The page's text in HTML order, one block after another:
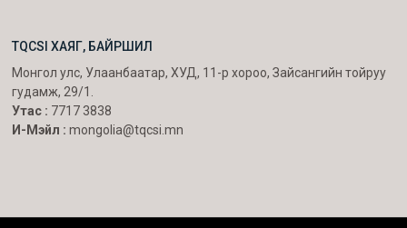
TQCSI ХАЯГ, БАЙРШИЛ
Монгол улс, Улаанбаатар, ХУД, 11-р хороо, Зайсангийн тойруу
гудамж, 29/1.
Утас : 7717 3838
И-Мэйл : mongolia@tqcsi.mn